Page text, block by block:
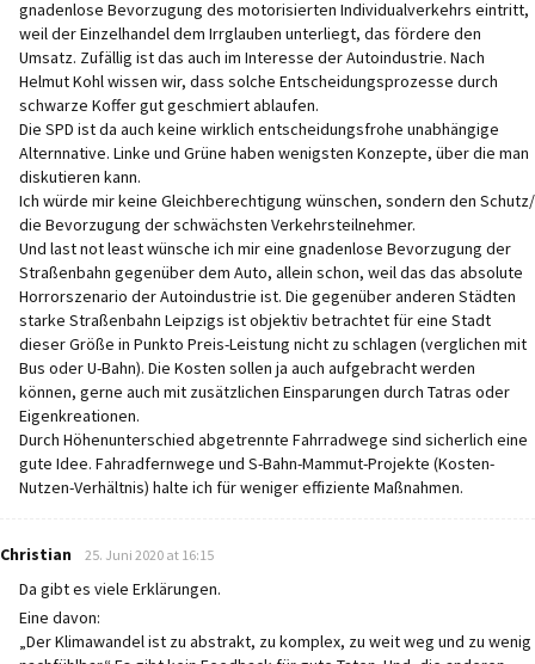
gnadenlose Bevorzugung des motorisierten Individualverkehrs eintritt,
weil der Einzelhandel dem Irrglauben unterliegt, das fördere den
Umsatz. Zufällig ist das auch im Interesse der Autoindustrie. Nach
Helmut Kohl wissen wir, dass solche Entscheidungsprozesse durch
schwarze Koffer gut geschmiert ablaufen.
Die SPD ist da auch keine wirklich entscheidungsfrohe unabhängige
Alternnative. Linke und Grüne haben wenigsten Konzepte, über die man
diskutieren kann.
Ich würde mir keine Gleichberechtigung wünschen, sondern den Schutz/
die Bevorzugung der schwächsten Verkehrsteilnehmer.
Und last not least wünsche ich mir eine gnadenlose Bevorzugung der
Straßenbahn gegenüber dem Auto, allein schon, weil das das absolute
Horrorszenario der Autoindustrie ist. Die gegenüber anderen Städten
starke Straßenbahn Leipzigs ist objektiv betrachtet für eine Stadt
dieser Größe in Punkto Preis-Leistung nicht zu schlagen (verglichen mit
Bus oder U-Bahn). Die Kosten sollen ja auch aufgebracht werden
können, gerne auch mit zusätzlichen Einsparungen durch Tatras oder
Eigenkreationen.
Durch Höhenunterschied abgetrennte Fahrradwege sind sicherlich eine
gute Idee. Fahradfernwege und S-Bahn-Mammut-Projekte (Kosten-
Nutzen-Verhältnis) halte ich für weniger effiziente Maßnahmen.
Christian says:
25. Juni 2020 at 16:15
Da gibt es viele Erklärungen.
Eine davon:
„Der Klimawandel ist zu abstrakt, zu komplex, zu weit weg und zu wenig